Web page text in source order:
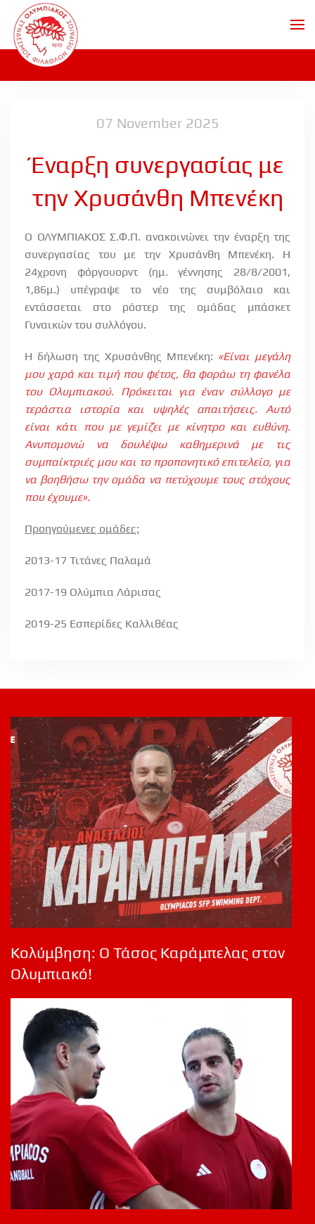
Skip to main content
07 November 2025
Έναρξη συνεργασίας με
την Χρυσάνθη Μπενέκη
Ο ΟΛΥΜΠΙΑΚΟΣ Σ.Φ.Π. ανακοινώνει την έναρξη της
συνεργασίας του με την Χρυσάνθη Μπενέκη. Η
24χρονη φόργουορντ (ημ. γέννησης 28/8/2001,
1,86μ.) υπέγραψε το νέο της συμβόλαιο και
εντάσσεται στο ρόστερ της ομάδας μπάσκετ
Γυναικών του συλλόγου.
Η δήλωση της Χρυσάνθης Μπενέκη: «Είναι μεγάλη
μου χαρά και τιμή που φέτος, θα φοράω τη φανέλα
του Ολυμπιακού. Πρόκειται για έναν σύλλογο με
τεράστια ιστορία και υψηλές απαιτήσεις. Αυτό
είναι κάτι που με γεμίζει με κίνητρο και ευθύνη.
Ανυπομονώ να δουλέψω καθημερινά με τις
συμπαίκτριές μου και το προπονητικό επιτελείο, για
να βοηθήσω την ομάδα να πετύχουμε τους στόχους
που έχουμε».
Προηγούμενες ομάδες:
2013-17 Τιτάνες Παλαμά
2017-19 Ολύμπια Λάρισας
2019-25 Εσπερίδες Καλλιθέας
Κολύμβηση: Ο Τάσος Καράμπελας στον
Ολυμπιακό!